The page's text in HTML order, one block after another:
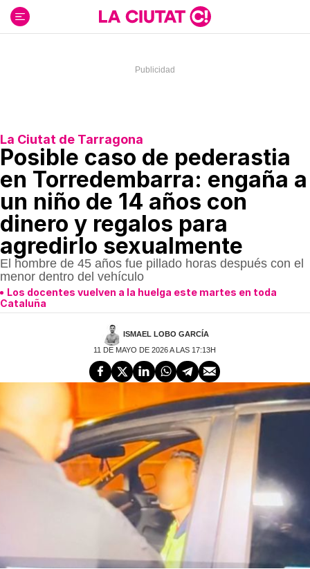
contenido
La Ciutat de Tarragona
Posible caso de pederastia
en Torredembarra: engaña a
un niño de 14 años con
dinero y regalos para
agredirlo sexualmente
El hombre de 45 años fue pillado horas después con el
menor dentro del vehículo
Los docentes vuelven a la huelga este martes en toda
Cataluña
ISMAEL LOBO GARCÍA
11 DE MAYO DE 2026 A LAS 17:13H